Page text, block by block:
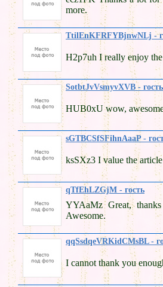
more.
TtilEnKFRFYBjnwNLj -
H2p7uh I really enjoy
SotbtJvVsmyvXVB - гость
HUB0xU wow,
sGTBCSfSFihnAaaP -
ksSXz3 I value the
qTfEhLZGjM - гость
YYAaMz Great,
Awesome.
qqSsdqeVRKidCMsBL -
I cannot thank you